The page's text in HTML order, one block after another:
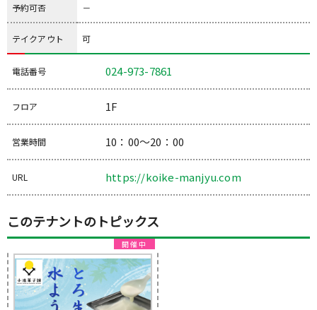
予約可否 －
テイクアウト 可
電話番号 024-973-7861
フロア 1F
営業時間 10：00～20：00
URL https://koike-manjyu.com
このテナントのトピックス